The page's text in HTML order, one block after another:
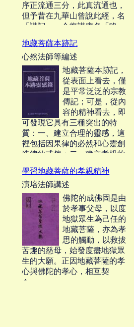
序正流通三分，此真流通也，
但予昔在九華山曾說此經，名
「講記」，今復講應名「略
述度眾本懷，令末法眾生離三
途苦得人天身，多種善根以迓
龍華三會圓天宮之付囑，遂地
藏之宏願。‧‧‧
地藏菩薩本跡記
心然法師等編述
地藏菩薩本跡記，
從表面上看去，僅
是平常泛泛的宗教
傳記；可是，從內
容的精神看去，即
可發現它具有三種突出的特
質：一、建立合理的靈感，這
裡包括因果律的必然和心靈創
造律的或然；二、建立孝親的
去、現在、未來——報親的法
式和報親的大志；三、建立大
無畏的精神，這裡包括我不入
地獄誰入地獄、我不度盡眾生
誰能度盡眾生的毅力和更改世
界的雄圖。‧‧‧
學習地藏菩薩的孝親精神
演培法師講述
佛陀的成佛固是由
於孝事父母，以度
地獄眾生為己任的
地藏菩薩，亦為孝
思的觸動，以救拔
苦趣的慈母，始發度盡地獄眾
生的大願。正因地藏菩薩的孝
心與佛陀的孝心，相互契
合。‧‧‧